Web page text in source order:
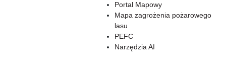
Portal Mapowy
Mapa zagrożenia pożarowego
lasu
PEFC
Narzędzia AI